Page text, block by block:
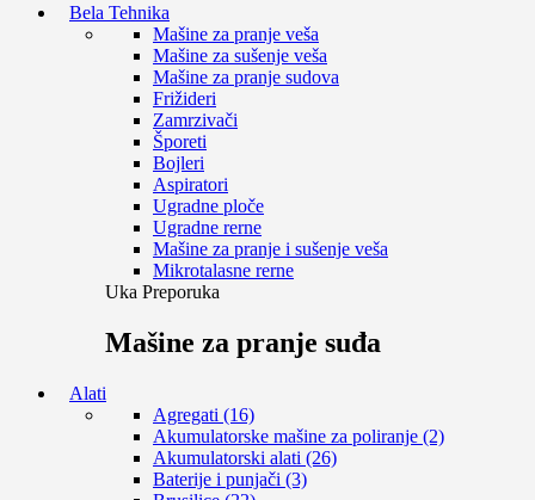
Bela Tehnika
Mašine za pranje veša
Mašine za sušenje veša
Mašine za pranje sudova
Frižideri
Zamrzivači
Šporeti
Bojleri
Aspiratori
Ugradne ploče
Ugradne rerne
Mašine za pranje i sušenje veša
Mikrotalasne rerne
Uka Preporuka
Mašine za pranje suđa
Alati
Agregati (16)
Akumulatorske mašine za poliranje (2)
Akumulatorski alati (26)
Baterije i punjači (3)